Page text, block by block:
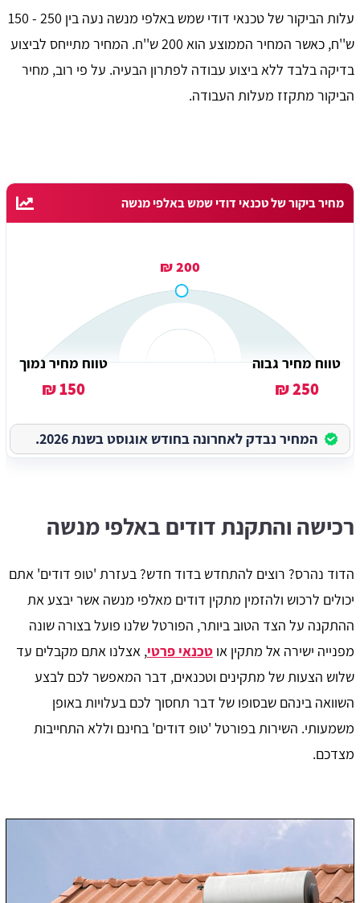
עלות הביקור של טכנאי דודי שמש באלפי מנשה נעה בין 250 - 150
ש''ח, כאשר המחיר הממוצע הוא 200 ש''ח. המחיר מתייחס לביצוע
בדיקה בלבד ללא ביצוע עבודה לפתרון הבעיה. על פי רוב, מחיר
הביקור מתקזז מעלות העבודה.
מחיר ביקור של טכנאי דודי שמש באלפי מנשה
200 ₪
טווח מחיר גבוה
250 ₪
טווח מחיר נמוך
150 ₪
המחיר נבדק לאחרונה בחודש אוגוסט בשנת 2026.
רכישה והתקנת דודים באלפי מנשה
הדוד נהרס? רוצים להתחדש בדוד חדש? בעזרת 'טופ דודים' אתם
יכולים לרכוש ולהזמין מתקין דודים מאלפי מנשה אשר יבצע את
ההתקנה על הצד הטוב ביותר, הפורטל שלנו פועל בצורה שונה
מפנייה ישירה אל מתקין או טכנאי פרטי, אצלנו אתם מקבלים עד
שלוש הצעות של מתקינים וטכנאים, דבר המאפשר לכם לבצע
השוואה בינהם שבסופו של דבר תחסוך לכם בעלויות באופן
משמעותי. השירות בפורטל 'טופ דודים' בחינם וללא התחייבות
מצדכם.